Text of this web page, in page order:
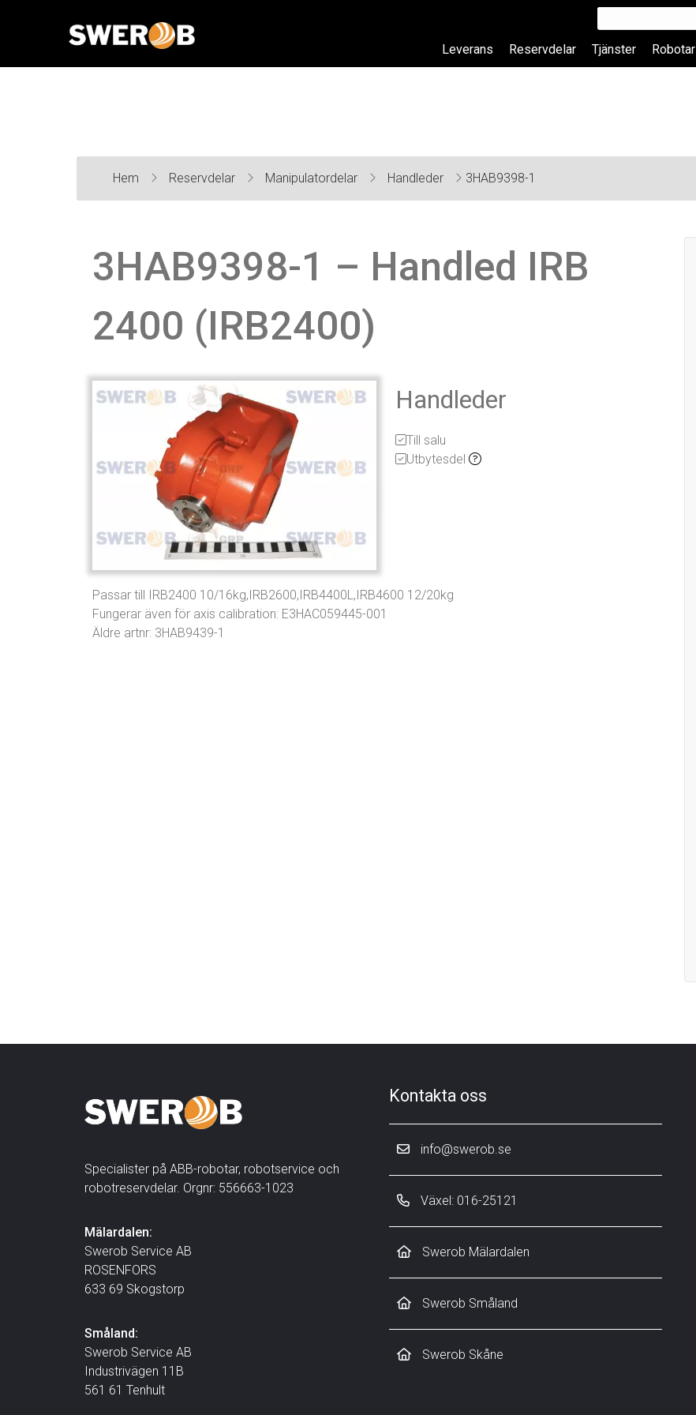
Leverans Reservdelar Tjänster Robotar
Hem Reservdelar Manipulatordelar Handleder 3HAB9398-1
3HAB9398-1 – Handled IRB
2400 (IRB2400)
Handleder
Till salu
Utbytesdel
Passar till IRB2400 10/16kg,IRB2600,IRB4400L,IRB4600 12/20kg
Fungerar även för axis calibration: E3HAC059445-001
Äldre artnr: 3HAB9439-1
Specialister på ABB-robotar, robotservice och
robotreservdelar. Orgnr: 556663-1023
Mälardalen:
Swerob Service AB
ROSENFORS
633 69 Skogstorp
Småland:
Swerob Service AB
Industrivägen 11B
561 61 Tenhult
Kontakta oss
info@swerob.se
Växel: 016-25121
Swerob Mälardalen
Swerob Småland
Swerob Skåne